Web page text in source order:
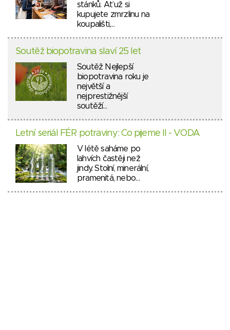
stánků. Ať už si
kupujete zmrzlinu na
koupališti,…
Soutěž biopotravina slaví 25 let
Soutěž Nejlepší
biopotravina roku je
největší a
nejprestižnější
soutěží…
Letní seriál FÉR potraviny: Co pijeme II - VODA
V létě saháme po
lahvích častěji než
jindy. Stolní, minerální,
pramenitá, nebo…